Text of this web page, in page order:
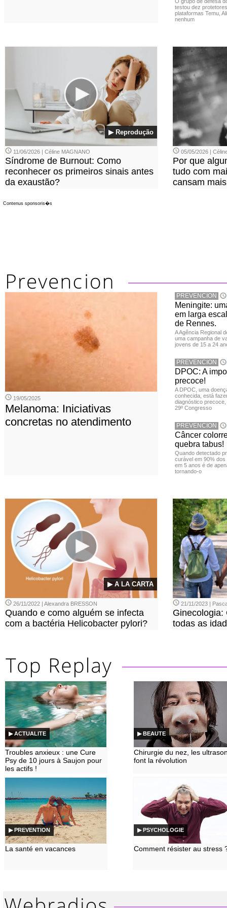
testou dez
plataformas Temu,
nenhum
▶ Reprodução
11/06/2026 | Céline MAGNANO
Síndrome de Burnout: Como
reconhecer os primeiros sinais antes
da exaustão?
05/05/2026 |
Por que
tudo com
cansam
Contenus sponsoris�s
19/05/2025
Melanoma: Iniciativas
concretas no atendimento
PREVENCION
Meningite:
em larga
de Rennes.
A Agência Regional
uma campanha de
jovens de 15 a 24
PREVENCION
DPOC: A
precoce!
A DPOC, uma
conhecida, está
diagnóstico
29º Congresso
PREVENCION
Câncer
quebra tabus!
Quando detectado
curável em 90%
em 5 anos é de
tornando-o
▶ A LA CARTA
26/11/2022 | Alexandra BRESSON
Quando e como alguém se infecta
com a bactéria Helicobacter pylori?
21/11/2023 |
Ginecologia:
todas as
▶ ACTUALITE
Troubles anxieux : une Cure
Psy de 10 jours à Saujon pour
les actifs !
▶ BEAUTE
Chirurgie du nez, les
font la révolution
▶ PREVENTION
La santé en vacances
▶ PSYCHOLOGIE
Comment résister au stress